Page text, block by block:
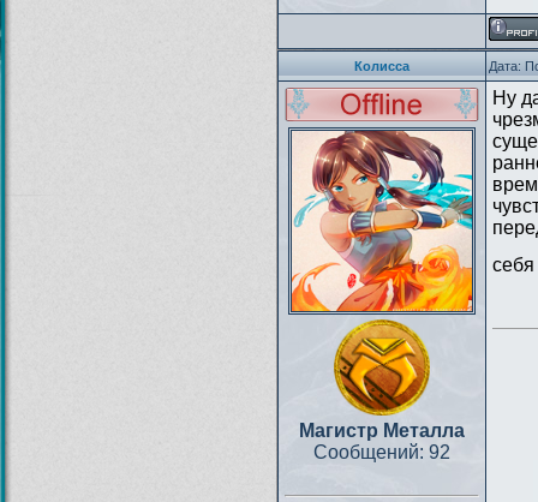
Колисса Дата:
Магистр Металла
Сообщений: 92
Ну